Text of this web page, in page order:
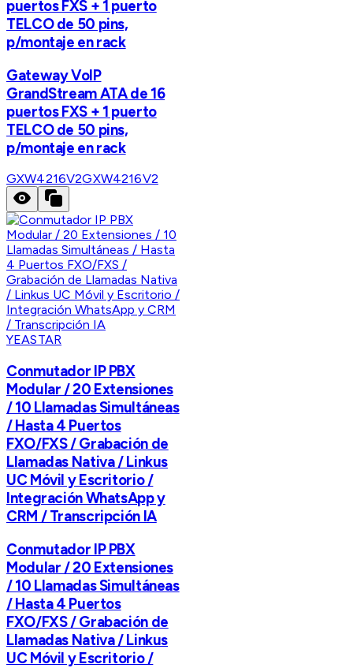
puertos FXS + 1 puerto
TELCO de 50 pins,
p/montaje en rack
Gateway VoIP
GrandStream ATA de 16
puertos FXS + 1 puerto
TELCO de 50 pins,
p/montaje en rack
GXW4216V2GXW4216V2
YEASTAR
Conmutador IP PBX
Modular / 20 Extensiones
/ 10 Llamadas Simultáneas
/ Hasta 4 Puertos
FXO/FXS / Grabación de
Llamadas Nativa / Linkus
UC Móvil y Escritorio /
Integración WhatsApp y
CRM / Transcripción IA
Conmutador IP PBX
Modular / 20 Extensiones
/ 10 Llamadas Simultáneas
/ Hasta 4 Puertos
FXO/FXS / Grabación de
Llamadas Nativa / Linkus
UC Móvil y Escritorio /